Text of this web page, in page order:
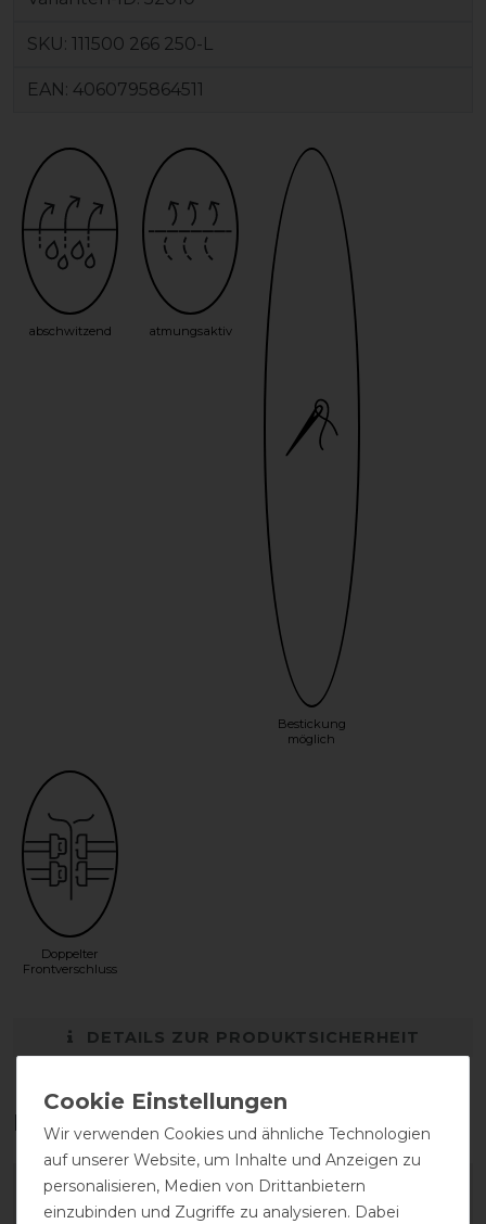
SKU: 111500 266 250-L
EAN: 4060795864511
abschwitzend atmungsaktiv
Bestickung
möglich
Doppelter
Frontverschluss
DETAILS ZUR PRODUKTSICHERHEIT
Das perfekte Zubehör für dich
Wir verwenden Cookies und ähnliche Technologien
auf unserer Website, um Inhalte und Anzeigen zu
personalisieren, Medien von Drittanbietern
einzubinden und Zugriffe zu analysieren. Dabei